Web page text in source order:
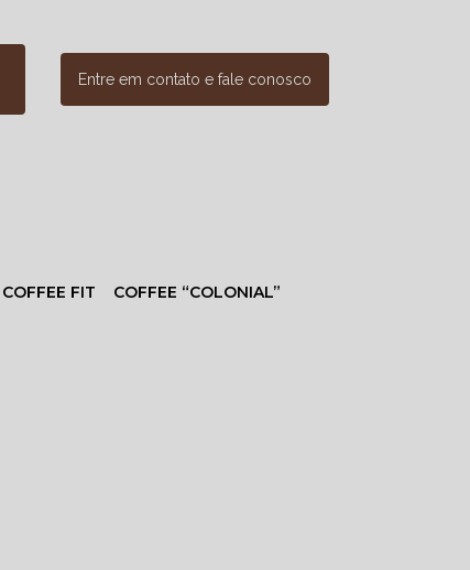
Entre em contato e fale conosco
COFFEE FIT
COFFEE “COLONIAL”